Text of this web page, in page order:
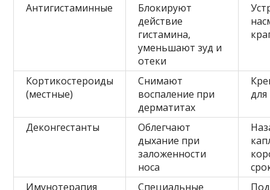
Антигистаминные
Блокируют
действие
гистамина,
уменьшают зуд и
отеки
Кортикостероиды
(местные)
Снимают
воспаление при
дерматитах
Деконгестанты
Облегчают
дыхание при
заложенности
носа
Имунотерапия
Специальные Под